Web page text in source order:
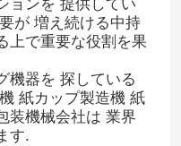
ョンを 提供してい
が 増え続ける中持
上で重要な役割を果
機器を 探している
紙カップ製造機 紙
装機械会社は 業界
す.